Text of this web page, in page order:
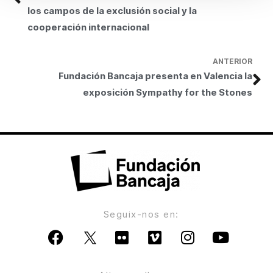
ANTERIOR
Fundación Bancaja presenta en Valencia la
exposición Sympathy for the Stones
los campos de la exclusión social y la
cooperación internacional
Seguix-nos en: